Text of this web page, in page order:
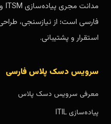
فارسی است؛ از نیازسنجی،
استقرار و پشتیبانی.
سرویس دسک پلاس فارسی
معرفی سرویس دسک پلاس
پیاده‌سازی ITIL